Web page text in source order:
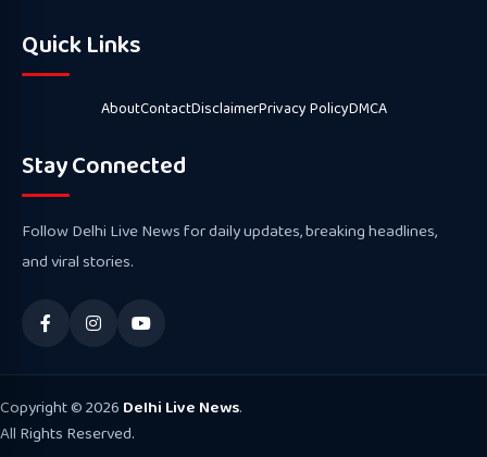
Quick Links
AboutContactDisclaimerPrivacy PolicyDMCA
Stay Connected
Follow Delhi Live News for daily updates, breaking headlines,
and viral stories.
Copyright © 2026 Delhi Live News.
All Rights Reserved.